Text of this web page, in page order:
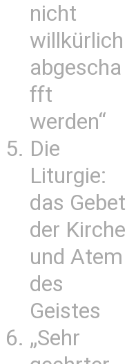
nicht
willkürlich
abgescha
fft
werden“
Die
Liturgie:
das Gebet
der Kirche
und Atem
des
Geistes
„Sehr